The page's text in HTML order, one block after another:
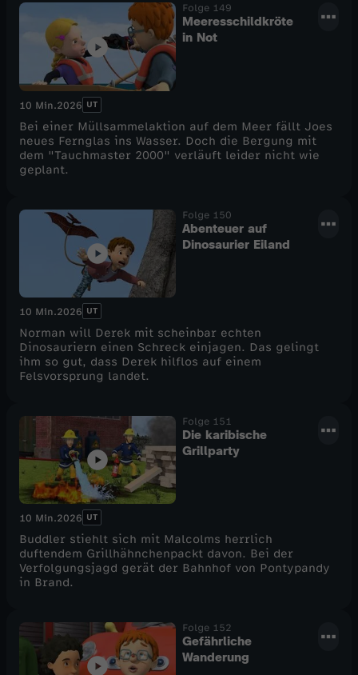
Folge 149
Meeresschildkröte
in Not
10 Min.2026 UT
Bei einer Müllsammelaktion auf dem Meer fällt Joes
neues Fernglas ins Wasser. Doch die Bergung mit
dem "Tauchmaster 2000" verläuft leider nicht wie
geplant.
Folge 150
Abenteuer auf
Dinosaurier Eiland
10 Min.2026 UT
Norman will Derek mit scheinbar echten
Dinosauriern einen Schreck einjagen. Das gelingt
ihm so gut, dass Derek hilflos auf einem
Felsvorsprung landet.
Folge 151
Die karibische
Grillparty
10 Min.2026 UT
Buddler stiehlt sich mit Malcolms herrlich
duftendem Grillhähnchenpackt davon. Bei der
Verfolgungsjagd gerät der Bahnhof von Pontypandy
in Brand.
Folge 152
Gefährliche
Wanderung